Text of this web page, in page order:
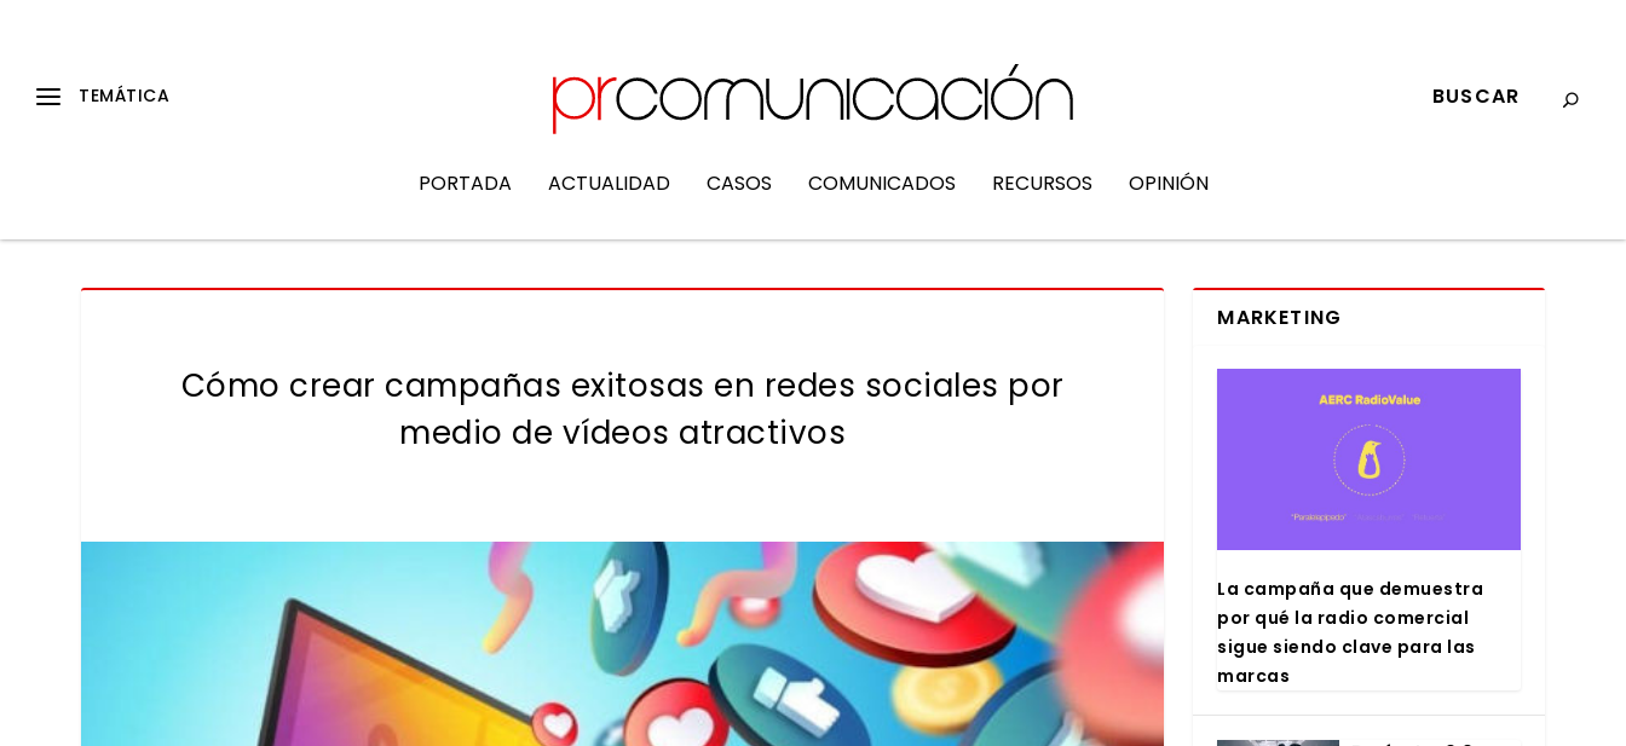
PORTADA ACTUALIDAD CASOS COMUNICADOS RECURSOS OPINIÓN
Cómo crear campañas exitosas en redes sociales por
medio de vídeos atractivos
MARKETING
La cam­pa­ña que demues­tra
por qué la radio comer­cial
sigue sien­do cla­ve para las
mar­cas